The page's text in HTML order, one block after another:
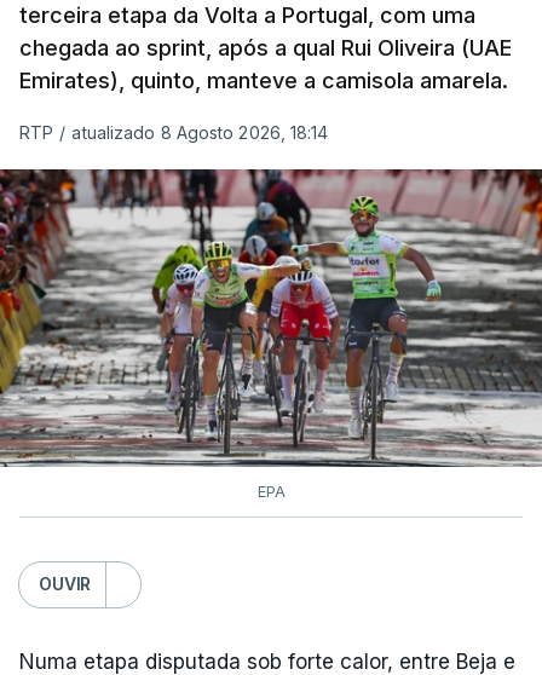
terceira etapa da Volta a Portugal, com uma
chegada ao sprint, após a qual Rui Oliveira (UAE
Emirates), quinto, manteve a camisola amarela.
RTP / atualizado 8 Agosto 2026, 18:14
EPA
OUVIR
Numa etapa disputada sob forte calor, entre Beja e